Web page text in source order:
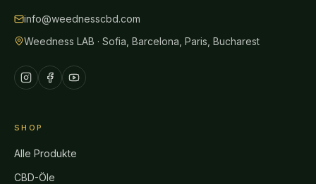
info@weednesscbd.com
Weedness LAB · Sofia, Barcelona, Paris, Bucharest
SHOP
Alle Produkte
CBD-Öle